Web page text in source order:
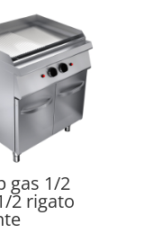
gas 1/2
2 rigato